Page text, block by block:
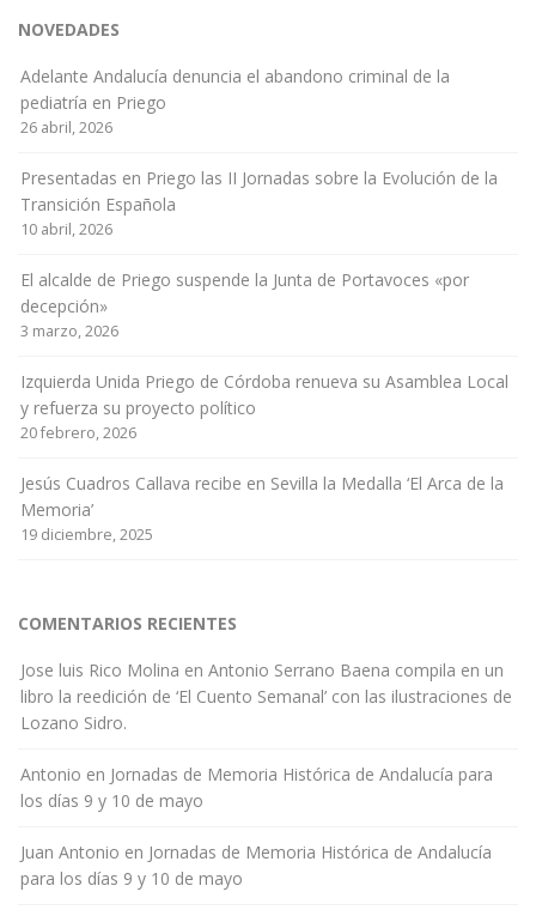
NOVEDADES
Adelante Andalucía denuncia el abandono criminal de la
pediatría en Priego
26 abril, 2026
Presentadas en Priego las II Jornadas sobre la Evolución de la
Transición Española
10 abril, 2026
El alcalde de Priego suspende la Junta de Portavoces «por
decepción»
3 marzo, 2026
Izquierda Unida Priego de Córdoba renueva su Asamblea Local
y refuerza su proyecto político
20 febrero, 2026
Jesús Cuadros Callava recibe en Sevilla la Medalla ‘El Arca de la
Memoria’
19 diciembre, 2025
COMENTARIOS RECIENTES
Jose luis Rico Molina en Antonio Serrano Baena compila en un
libro la reedición de ‘El Cuento Semanal’ con las ilustraciones de
Lozano Sidro.
Antonio en Jornadas de Memoria Histórica de Andalucía para
los días 9 y 10 de mayo
Juan Antonio en Jornadas de Memoria Histórica de Andalucía
para los días 9 y 10 de mayo